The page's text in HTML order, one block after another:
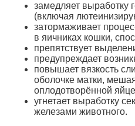
замедляет выработку
(включая
затормаживает
в яичниках кошки,
препятствует
предупреждает
повышает вязкость
оболочке матки,
оплодотворённой
угнетает выработку
железами животного.